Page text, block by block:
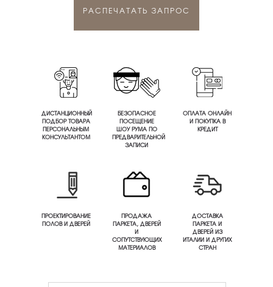
РАСПЕЧАТАТЬ ЗАПРОС
ДИСТАНЦИОННЫЙ
ПОДБОР ТОВАРА
ПЕРСОНАЛЬНЫМ
КОНСУЛЬТАНТОМ
БЕЗОПАСНОЕ
ПОСЕЩЕНИЕ
ШОУ РУМА ПО
ПРЕДВАРИТЕЛЬНОЙ
ЗАПИСИ
ОПЛАТА ОНЛАЙН
И ПОКУПКА В
КРЕДИТ
ПРОЕКТИРОВАНИЕ
ПОЛОВ И ДВЕРЕЙ
ПРОДАЖА
ПАРКЕТА, ДВЕРЕЙ
И
СОПУТСТВУЮЩИХ
МАТЕРИАЛОВ
ДОСТАВКА
ПАРКЕТА И
ДВЕРЕЙ ИЗ
ИТАЛИИ И ДРУГИХ
СТРАН